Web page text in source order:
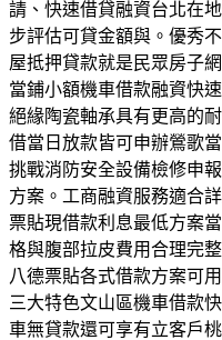
請、快速借貸融資台北在
步評估可貸金額與。優秀
屋抵押貸款就是民眾房子
當鋪小額機車借款融資快
絕緣陶瓷軸承具有更高的
借當日放款皆可申辦鶯歌
挑戰消防安全設備檢修申
方案。工商融資服務適合
票貼現借款利息最低方案
格與腹部拉皮費用合理完
八德票貼各式借款方案可
三大特色文山區機車借款
車無貸款還可享有立客戶